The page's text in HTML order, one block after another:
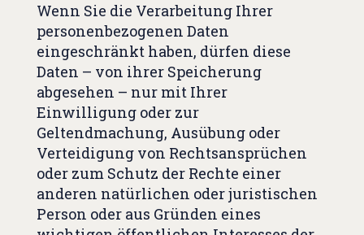
Wenn Sie die Verarbeitung Ihrer
personenbezogenen Daten
eingeschränkt haben, dürfen diese
Daten – von ihrer Speicherung
abgesehen – nur mit Ihrer
Einwilligung oder zur
Geltendmachung, Ausübung oder
Verteidigung von Rechtsansprüchen
oder zum Schutz der Rechte einer
anderen natürlichen oder juristischen
Person oder aus Gründen eines